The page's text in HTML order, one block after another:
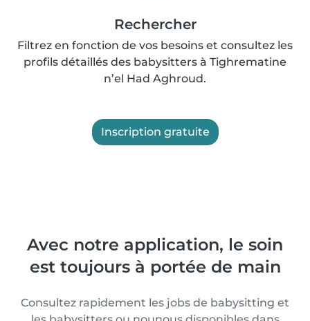
Rechercher
Filtrez en fonction de vos besoins et consultez les
profils détaillés des babysitters à Tighrematine
n’el Had Aghroud.
Inscription gratuite
Avec notre application, le soin
est toujours à portée de main
Consultez rapidement les jobs de babysitting et